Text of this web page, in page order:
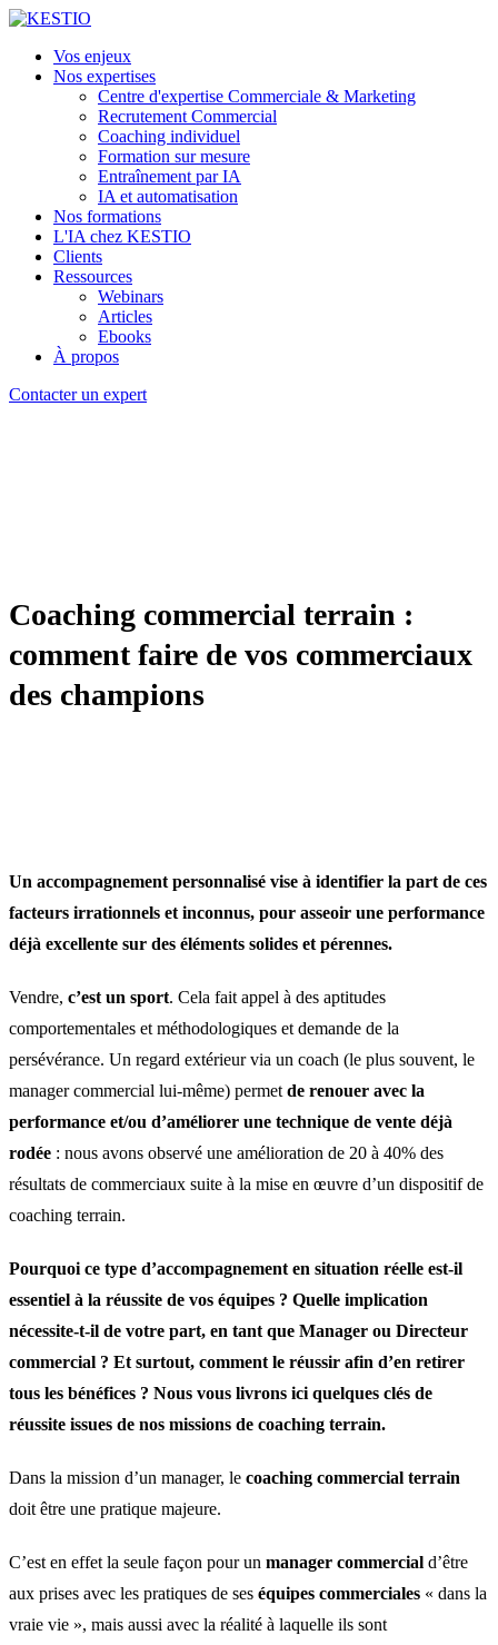
Vos enjeux
Nos expertises
Centre d'expertise Commerciale & Marketing
Recrutement Commercial
Coaching individuel
Formation sur mesure
Entraînement par IA
IA et automatisation
Nos formations
L'IA chez KESTIO
Clients
Ressources
Webinars
Articles
Ebooks
À propos
Contacter un expert
Coaching commercial terrain :
comment faire de vos commerciaux
des champions
Un accompagnement personnalisé vise à identifier la part de ces
facteurs irrationnels et inconnus, pour asseoir une performance
déjà excellente sur des éléments solides et pérennes.
Vendre, c’est un sport. Cela fait appel à des aptitudes
comportementales et méthodologiques et demande de la
persévérance. Un regard extérieur via un coach (le plus souvent, le
manager commercial lui-même) permet de renouer avec la
performance et/ou d’améliorer une technique de vente déjà
rodée : nous avons observé une amélioration de 20 à 40% des
résultats de commerciaux suite à la mise en œuvre d’un dispositif de
coaching terrain.
Pourquoi ce type d’accompagnement en situation réelle est-il
essentiel à la réussite de vos équipes ? Quelle implication
nécessite-t-il de votre part, en tant que Manager ou Directeur
commercial ? Et surtout, comment le réussir afin d’en retirer
tous les bénéfices ? Nous vous livrons ici quelques clés de
réussite issues de nos missions de coaching terrain.
Dans la mission d’un manager, le coaching commercial terrain
doit être une pratique majeure.
C’est en effet la seule façon pour un manager commercial d’être
aux prises avec les pratiques de ses équipes commerciales « dans la
vraie vie », mais aussi avec la réalité à laquelle ils sont